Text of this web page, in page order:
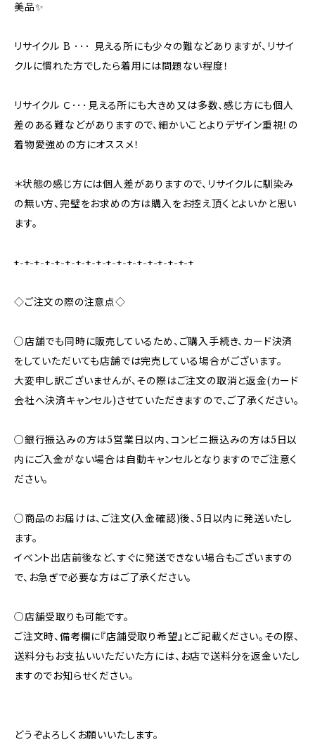
美品✨
リサイクル B ･･･ 見える所にも少々の難などありますが、リサイ
クルに慣れた方でしたら着用には問題ない程度！
リサイクル Ｃ･･･見える所にも大きめ又は多数、感じ方にも個人
差のある難などがありますので、細かいことよりデザイン重視！の
着物愛強めの方にオススメ！
＊状態の感じ方には個人差がありますので、リサイクルに馴染み
の無い方、完璧をお求めの方は購入をお控え頂くとよいかと思い
ます。
+-+-+-+-+-+-+-+-+-+-+-+-+-+-+-+-+-+
◇ご注文の際の注意点◇
○店舗でも同時に販売しているため、ご購入手続き、カード決済
をしていただいても店舗では完売している場合がございます。
大変申し訳ございませんが、その際はご注文の取消と返金(カード
会社へ決済キャンセル)させていただきますので、ご了承ください。
○銀行振込みの方は5営業日以内、コンビニ振込みの方は5日以
内にご入金がない場合は自動キャンセルとなりますのでご注意く
ださい。
○商品のお届けは、ご注文(入金確認)後、5日以内に発送いたし
ます。
イベント出店前後など、すぐに発送できない場合もございますの
で、お急ぎで必要な方はご了承ください。
○店舗受取りも可能です。
ご注文時、備考欄に『店舗受取り希望』とご記載ください。その際、
送料分もお支払いいただいた方には、お店で送料分を返金いたし
ますのでお知らせください。
どうぞよろしくお願いいたします。